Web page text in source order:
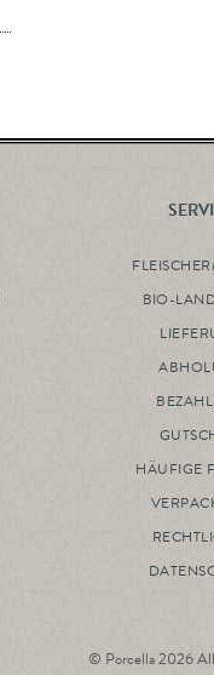
BIO-
HÄUFIGE
© Porcella 2026